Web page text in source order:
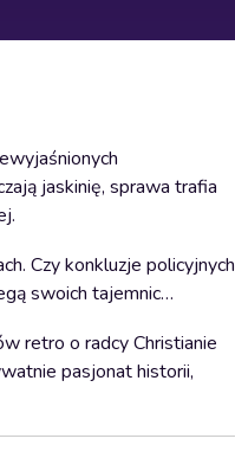
jaskinię, sprawa trafia
Czy konkluzje policyjnych
swoich tajemnic…
retro o radcy Christianie
pasjonat historii,